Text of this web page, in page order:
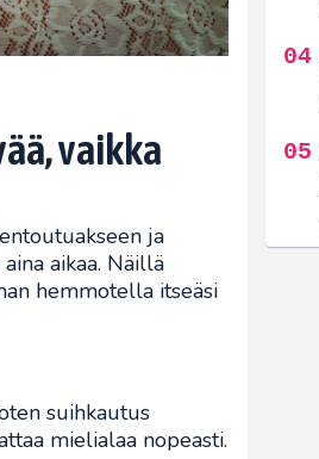
vaikka
ja
aikaa. Näillä
hemmotella itseäsi
suihkautus
mielialaa nopeasti.